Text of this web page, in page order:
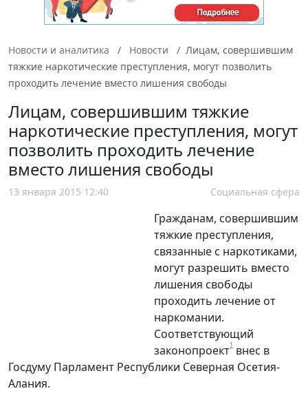
Новости и аналитика Новости
Лицам, совершившим
тяжкие наркотические преступления, могут позволить
проходить лечение вместо лишения свободы
Лицам, совершившим тяжкие
наркотические преступления, могут
позволить проходить лечение
вместо лишения свободы
13 января 2015 12:40 Социальная сфера
Гражданам, совершившим
тяжкие преступления,
связанные с наркотиками,
могут разрешить вместо
лишения свободы
проходить лечение от
наркомании.
Соответствующий
законопроект1 внес в
Госдуму Парламент Республики Северная Осетия-
Алания.